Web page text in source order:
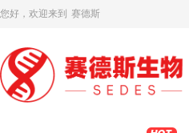
您好，欢迎来到 赛德斯